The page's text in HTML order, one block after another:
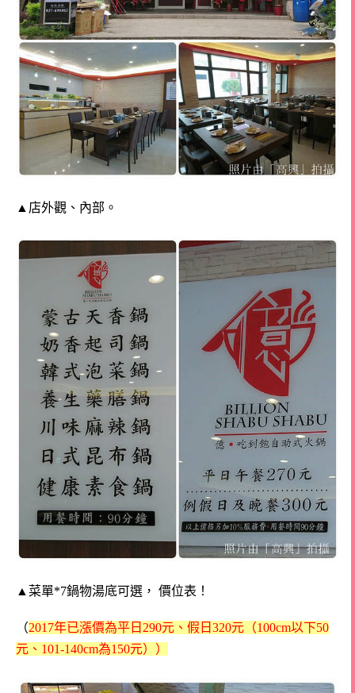
▲ 店外觀、內部。
▲ 菜單*7鍋物湯底可選， 價位表！
（2017年已漲價為平日290元、假日320元（100cm以下50
元、101-140cm為150元））